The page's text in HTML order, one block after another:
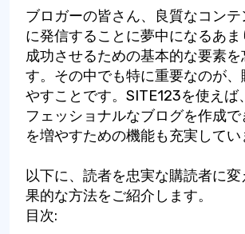
ブロガーの皆さん、良質なコン
に発信することに夢中になるあま
成功させるための基本的な要素
す。その中でも特に重要なのが
やすことです。SITE123を使えば
フェッショナルなブログを作成
を増やすための機能も充実してい
以下に、読者を忠実な購読者に
果的な方法をご紹介します。
目次: